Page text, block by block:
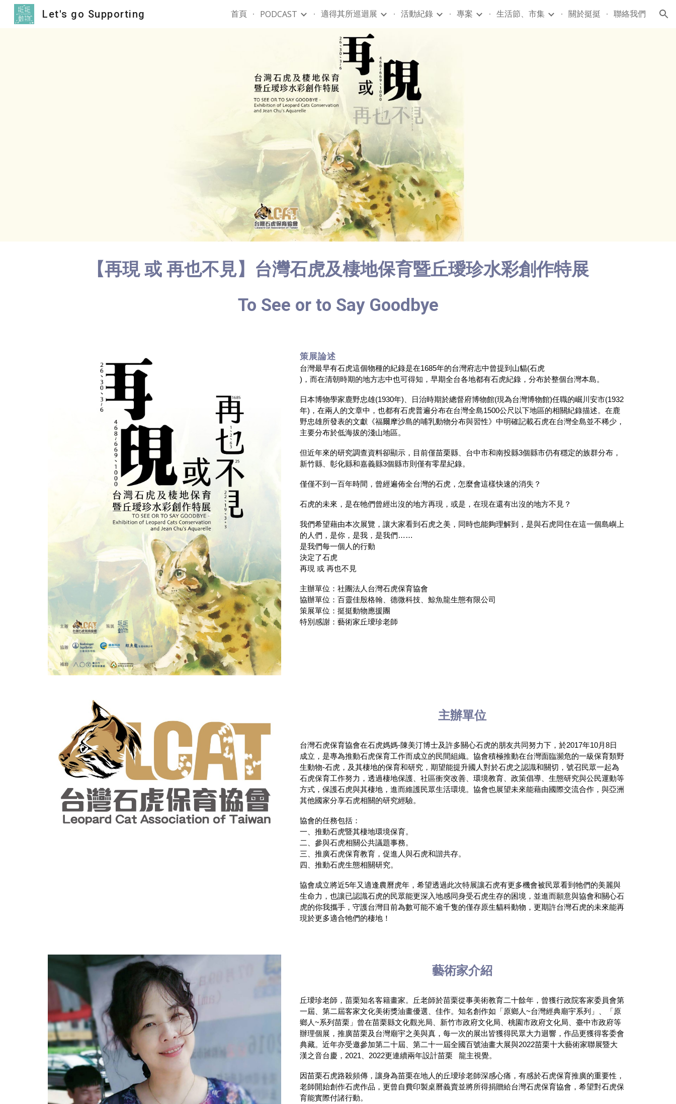
Skip to main content Skip to navigation
Let's go Supporting 首頁 PODCAST 適得其所巡迴展 活動紀錄 專案 生活節、市集 關於挺挺 聯絡我們
【再現 或 再也不見】台灣石虎及棲地保育暨丘璦珍水彩創作特展
To See or to Say Goodbye
策展論述
台灣最早有石虎這個物種的紀錄是在1685年的台灣府志中曾提到山貓(石虎
) ，而在清朝時期的地方志中也可得知，早期全台各地都有石虎紀錄，分布於整個台灣本島。
日本博物學家鹿野忠雄(1930年) 、日治時期於總督府博物館(現為台灣博物館)任職的崛川安市(1932
年) ，在兩人的文章中，也都有石虎普遍分布在台灣全島1500公尺以下地區的相關紀錄描述。在鹿
野忠雄所發表的文獻《福爾摩沙島的哺乳動物分布與習性》中明確記載石虎在台灣全島並不稀少，
主要分布於低海拔的淺山地區。
但近年來的研究調查資料卻顯示，目前僅苗栗縣、台中市和南投縣3個縣市仍有穩定的族群分布，
新竹縣、彰化縣和嘉義縣3個縣市則僅有零星紀錄。
僅僅不到一百年時間，曾經遍佈全台灣的石虎，怎麼會這樣快速的消失？
石虎的未來，是在牠們曾經出沒的地方再現，或是，在現在還有出沒的地方不見？
我們希望藉由本次展覽，讓大家看到石虎之美，同時也能夠理解到，是與石虎同住在這一個島嶼上
的人們，是你，是我，是我們……
是我們每一個人的行動
決定了石虎
再現 或 再也不見
主辦單位：社團法人台灣石虎保育協會
協辦單位 ：百靈佳殷格翰、德微科技、鯨魚龍生態有限公司
策展單位 ：挺挺動物應援團
特別感謝 ：藝術家丘璦珍老師
主辦單位
台灣石虎保育協會在石虎媽媽-陳美汀博士及許多關心石虎的朋友共同努力下，於2017年10月8日
成立，是專為推動石虎保育工作而成立的民間組織。協會積極推動在台灣面臨瀕危的一級保育類野
生動物-石虎，及其棲地的保育和研究，期望能提升國人對於石虎之認識和關切，號召民眾一起為
石虎保育工作努力，透過棲地保護、社區衝突改善、環境教育、政策倡導、生態研究與公民運動等
方式，保護石虎與其棲地，進而維護民眾生活環境。協會也展望未來能藉由國際交流合作，與亞洲
其他國家分享石虎相關的研究經驗。
協會的任務包括：
一、推動石虎暨其棲地環境保育。
二、參與石虎相關公共議題事務。
三、推廣石虎保育教育，促進人與石虎和諧共存。
四、推動石虎生態相關研究。
協會成立將近5年又適逢農曆虎年，希望透過此次特展讓石虎有更多機會被民眾看到牠們的美麗與
生命力，也讓已認識石虎的民眾能更深入地感同身受石虎生存的困境，並進而願意與協會和關心石
虎的你我攜手，守護台灣目前為數可能不逾千隻的僅存原生貓科動物，更期許台灣石虎的未來能再
現於更多適合牠們的棲地！
藝術家介紹
丘璦珍老師，苗栗知名客籍畫家。丘老師於苗栗從事美術教育二十餘年，曾獲行政院客家委員會第
一屆、第二屆客家文化美術獎油畫優選、佳作。知名創作如「原鄉人~台灣經典廟宇系列」、「原
鄉人~系列苗栗」曾在苗栗縣文化觀光局、新竹市政府文化局、桃園市政府文化局、臺中市政府等
辦理個展，推廣苗栗及台灣廟宇之美與真，每一次的展出皆獲得民眾大力迴響，作品更獲得客委會
典藏。近年亦受邀參加第二十屆、第二十一屆全國百號油畫大展與2022苗栗十大藝術家聯展暨大
漢之音台慶， 2021 2022更連續兩年設計苗栗 龍主視覺。
因苗栗石虎路殺頻傳，讓身為苗栗在地人的丘璦珍老師深感心痛，有感於石虎保育推廣的重要性，
老師開始創作石虎作品，更曾自費印製桌曆義賣並將所得捐贈給台灣石虎保育協會，希望對石虎保
育能實際付諸行動。